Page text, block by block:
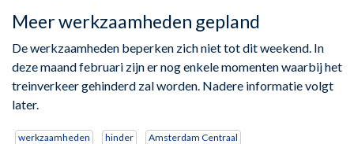
Meer werkzaamheden gepland
De werkzaamheden beperken zich niet tot dit weekend. In
deze maand februari zijn er nog enkele momenten waarbij het
treinverkeer gehinderd zal worden. Nadere informatie volgt
later.
werkzaamheden hinder Amsterdam Centraal